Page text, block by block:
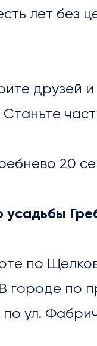
лет без
друзей
20
по
городе по
ул.